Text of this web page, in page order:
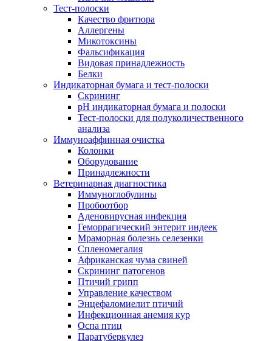
Тест-полоски
Качество фритюра
Аллергены
Микотоксины
Фальсификация
Видовая принадлежность
Белки
Индикаторная бумага и тест-полоски
Скрининг
pH индикаторная бумага и полоски
Тест-полоски для полуколичественного
анализа
Иммуноаффинная очистка
Колонки
Оборудование
Принадлежности
Ветеринарная диагностика
Иммуноглобулины
Пробоотбор
Аденовирусная инфекция
Геморрагический энтерит индеек
Мраморная болезнь селезенки
Спленомегалия
Африканская чума свиней
Скрининг патогенов
Птичий грипп
Управление качеством
Энцефаломиелит птичий
Инфекционная анемия кур
Оспа птиц
Паратуберкулез